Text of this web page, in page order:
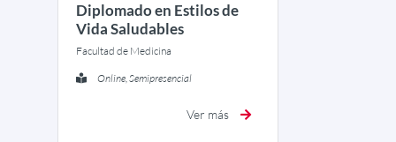
Diplomado en Estilos de
Vida Saludables
Facultad de Medicina
Online, Semipresencial
Ver más